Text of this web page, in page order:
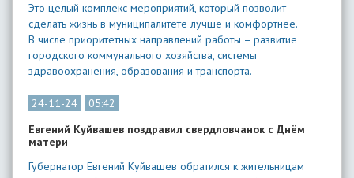
Это целый комплекс мероприятий, который позволит
сделать жизнь в муниципалитете лучше и комфортнее.
В числе приоритетных направлений работы – развитие
городского коммунального хозяйства, системы
здравоохранения, образования и транспорта.
24-11-24
05:42
Евгений Куйвашев поздравил свердловчанок с Днём
матери
Губернатор Евгений Куйвашев обратился к жительницам